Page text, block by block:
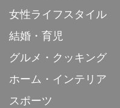
女性ライフスタイル
結婚・育児
グルメ・クッキング
ホーム・インテリア
スポーツ